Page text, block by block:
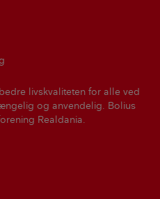
livskvaliteten for alle ved
og anvendelig. Bolius
Realdania.